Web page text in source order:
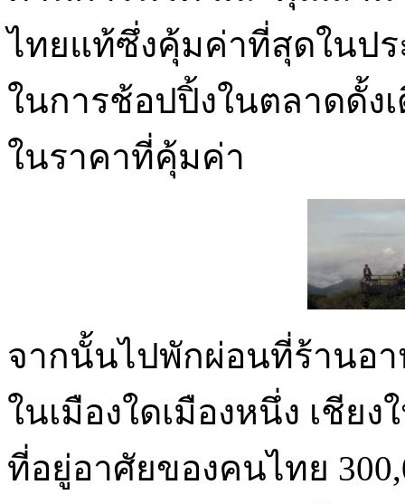
ไทยแท้ซึ่งคุ้มค่าที่สุดในปร
ในการช้อปปิ้งในตลาดดั้
ในราคาที่คุ้มค่า
จากนั้นไปพักผ่อนที่ร้านอ
ในเมืองใดเมืองหนึ่ง เชีย
ที่อยู่อาศัยของคนไทย